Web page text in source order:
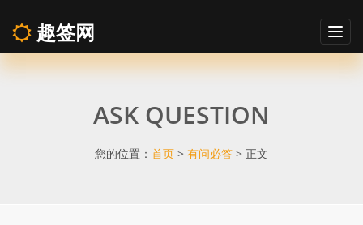
美
趣签网
ASK QUESTION
您的位置： 首页 > 有问必答 > 正文